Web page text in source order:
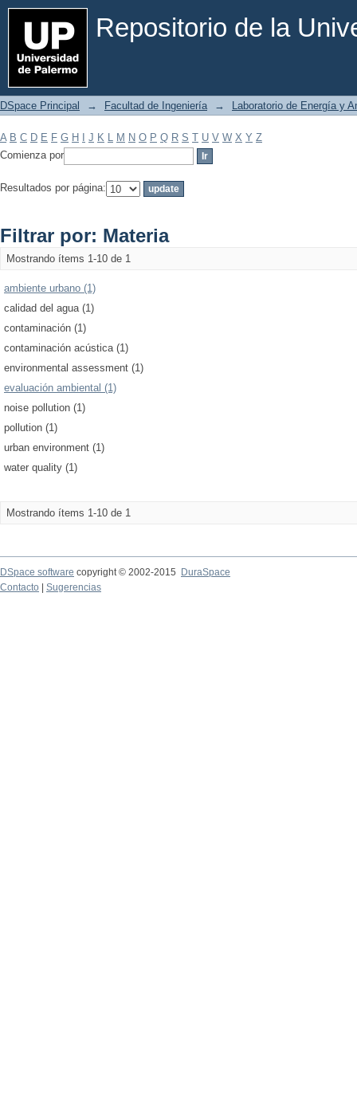
Repositorio de la
Filtrar por: Materia
DSpace Principal → Facultad de Ingeniería → Laboratorio de Energía y
A B C D E F G H J K L M N O P Q R S T U V W X Y Z
Comienza por
Resultados por página:
Filtrar por: Materia
Mostrando ítems 1-10 de 1
ambiente urbano (1)
calidad del agua (1)
contaminación (1)
contaminación acústica (1)
environmental assessment (1)
evaluación ambiental (1)
noise pollution (1)
pollution (1)
urban environment (1)
water quality (1)
Mostrando ítems 1-10 de 1
DSpace software copyright © 2002-2015
DuraSpace
Contacto
Sugerencias